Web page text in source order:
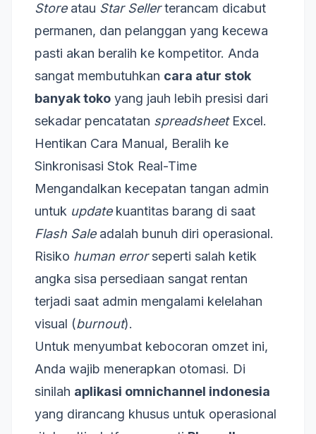
Storeatau Star Sellerterancam dicabut
permanen, dan pelanggan yang kecewa
pasti akan beralih ke kompetitor. Anda
sangat membutuhkan cara atur stok
banyak toko yang jauh lebih presisi dari
sekadar pencatatan spreadsheetExcel.
Hentikan Cara Manual, Beralih ke
Sinkronisasi Stok Real-Time
Mengandalkan kecepatan tangan admin
untuk updatekuantitas barang di saat
Flash Saleadalah bunuh diri operasional.
Risiko human errorseperti salah ketik
angka sisa persediaan sangat rentan
terjadi saat admin mengalami kelelahan
visual (burnout).
Untuk menyumbat kebocoran omzet ini,
Anda wajib menerapkan otomasi. Di
sinilah aplikasi omnichannel indonesia
yang dirancang khusus untuk operasional